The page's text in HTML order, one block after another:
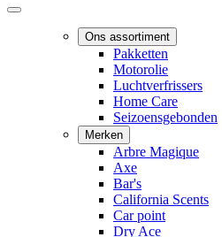
Ons assortiment
Pakketten
Motorolie
Luchtverfrissers
Home Care
Seizoensgebonden
Merken
Arbre Magique
Axe
Bar's
California Scents
Car point
Dry Ace